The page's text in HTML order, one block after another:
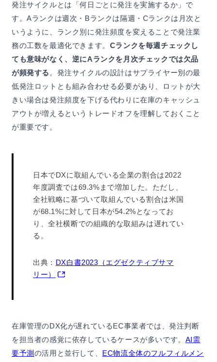
発注サイクルとは「何日ごとに発注を実施するか」で
す。Aランクは週次・Bランクは隔週・Cランクは月次と
いうように、ランク別に発注頻度を変えることで発注業
務の工数を最適化できます。 Cランクを毎週チェックし
ても意味がなく、逆にAランクを月次チェックでは欠品
が頻発する 。発注サイクルの設計はサプライヤー別の最
低発注ロットとも組み合わせる必要があり、ロットが大
きい場合は発注頻度を下げる代わりに在庫のキャッシュ
アウトが増えるというトレードオフを理解しておくこと
が重要です。
日本でDXに取組んでいる企業の割合は2022
年度調査では69.3%まで増加した。ただし、
全社戦略に基づいて取組んでいる割合は米国
が68.1%に対して日本が54.2%となってお
り、全社横断での組織的な取組みは遅れてい
る。
出典： DX白書2023（エグゼクティブサマ
リー）
在庫管理のDX化が遅れているEC事業者では、発注判断
を担当者の感覚に依存しているケースが多いです。 AI需
要予測 の活用と並行して、 EC物流全体のフルフィルメン